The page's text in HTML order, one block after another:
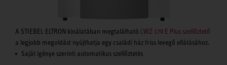
A STIEBEL ELTRON kínálatában megtalálható LWZ 170 E Plus szellőztető
a legjobb megoldást nyújthatja egy családi ház friss levegő ellátásához.
Saját igénye szerinti automatikus szellőztetés